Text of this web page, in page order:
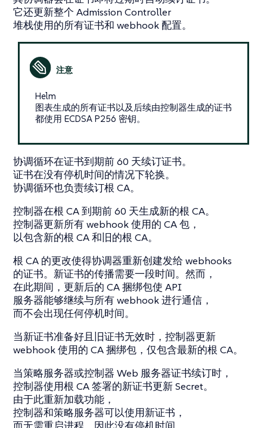
它还更新整个 Admission Controller
堆栈使用的所有证书和 webhook 配置。
Helm
图表生成的所有证书以及后续由控制器生成的证书
都使用 ECDSA P256 密钥。
协调循环在证书到期前 60 天续订证书。
证书在没有停机时间的情况下轮换。
协调循环也负责续订根 CA。
控制器在根 CA 到期前 60 天生成新的根 CA。
控制器更新所有 webhook 使用的 CA 包，
以包含新的根 CA 和旧的根 CA。
根 CA 的更改使得协调器重新创建发给 webhooks
的证书。新证书的传播需要一段时间。然而，
在此期间，更新后的 CA 捆绑包使 API
服务器能够继续与所有 webhook 进行通信，
而不会出现任何停机时间。
当新证书准备好且旧证书无效时，控制器更新
webhook 使用的 CA 捆绑包，仅包含最新的根 CA。
当策略服务器或控制器 Web 服务器证书续订时，
控制器使用根 CA 签署的新证书更新 Secret。
由于此重新加载功能，
控制器和策略服务器可以使用新证书，